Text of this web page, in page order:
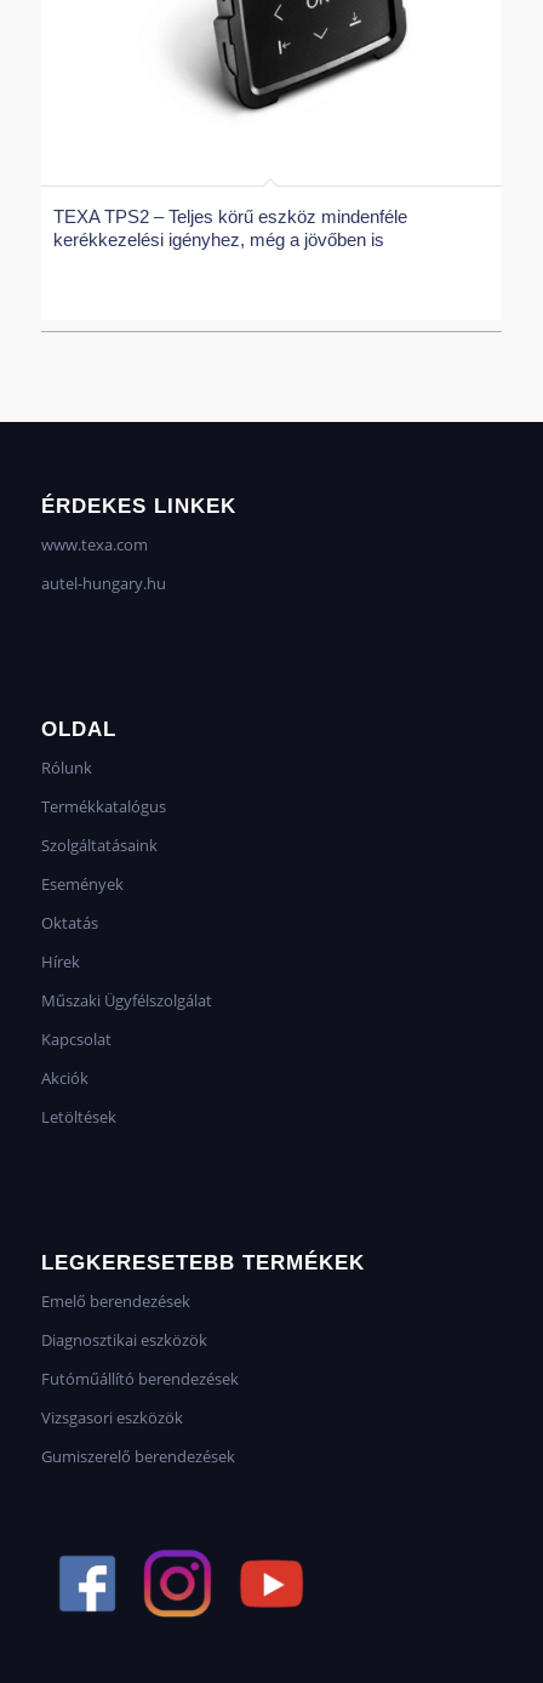
TEXA TPS2 – Teljes körű eszköz mindenféle
kerékkezelési igényhez, még a jövőben is
ÉRDEKES LINKEK
www.texa.com
autel-hungary.hu
OLDAL
Rólunk
Termékkatalógus
Szolgáltatásaink
Események
Oktatás
Hírek
Műszaki Ügyfélszolgálat
Kapcsolat
Akciók
Letöltések
LEGKERESETEBB TERMÉKEK
Emelő berendezések
Diagnosztikai eszközök
Futóműállító berendezések
Vizsgasori eszközök
Gumiszerelő berendezések